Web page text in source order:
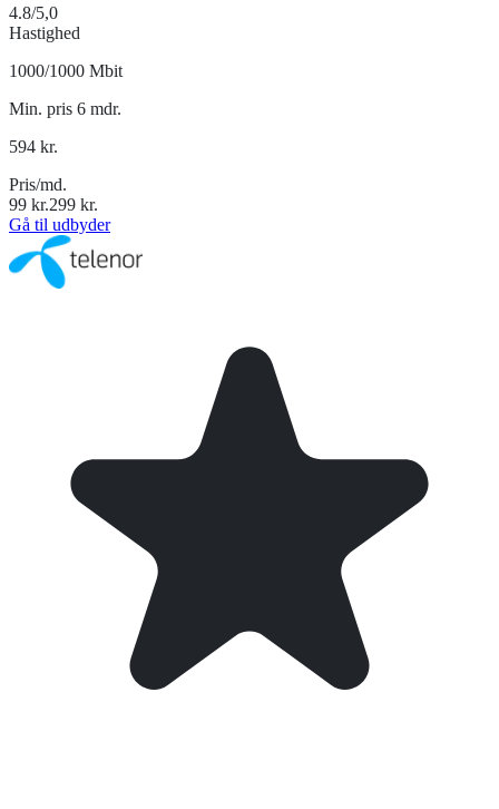
4.8/5,0
Hastighed
1000/1000 Mbit
Min. pris 6 mdr.
594 kr.
Pris/md.
99 kr.299 kr.
Gå til udbyder